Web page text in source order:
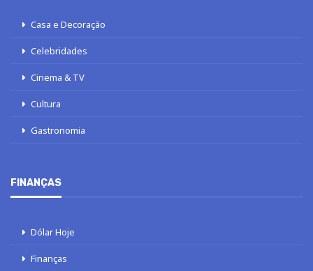
Casa e Decoração
Celebridades
Cinema & TV
Cultura
Gastronomia
FINANÇAS
Dólar Hoje
Finanças